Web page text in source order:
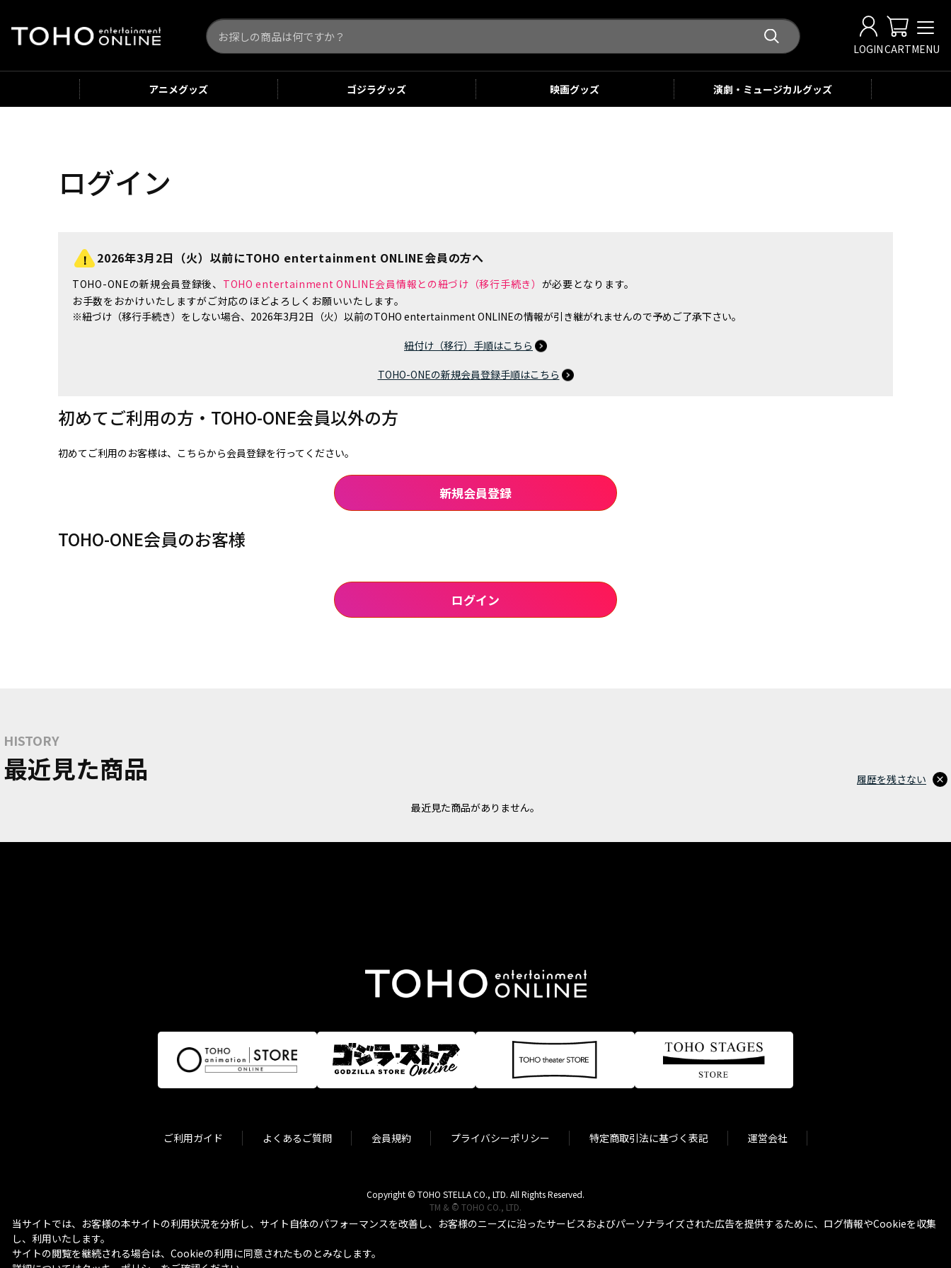
LOGINCARTMENU
アニメグッズ ゴジラグッズ 映画グッズ 演劇・ミュージカルグッズ
ログイン
2026年3月2日（火）以前にTOHO entertainment ONLINE会員の方へ
TOHO-ONEの新規会員登録後、 TOHO entertainment ONLINE会員情報との紐づけ（移行手続き） が必要となります。
お手数をおかけいたしますがご対応のほどよろしくお願いいたします。
※紐づけ（移行手続き）をしない場合、2026年3月2日（火）以前のTOHO entertainment ONLINEの情報が引き継がれませんので予めご了承下さい。
紐付け（移行）手順はこちら
TOHO-ONEの新規会員登録手順はこちら
初めてご利用の方・TOHO-ONE会員以外の方
初めてご利用のお客様は、こちらから会員登録を行ってください。
TOHO-ONE会員のお客様
HISTORY
最近見た商品
最近見た商品がありません。
履歴を残さない
ご利用ガイド よくあるご質問 会員規約 プライバシーポリシー 特定商取引法に基づく表記 運営会社
Copyright © TOHO STELLA CO., LTD. All Rights Reserved.
TM & © TOHO CO., LTD.
当サイトでは、お客様の本サイトの利用状況を分析し、サイト自体のパフォーマンスを改善し、お客様のニーズに沿ったサービスおよびパーソナライズされた広告を提供するために、ログ情報やCookieを収集
し、利用いたします。
サイトの閲覧を継続される場合は、Cookieの利用に同意されたものとみなします。